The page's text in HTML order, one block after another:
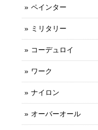
ペインター
ミリタリー
コーデュロイ
ワーク
ナイロン
オーバーオール